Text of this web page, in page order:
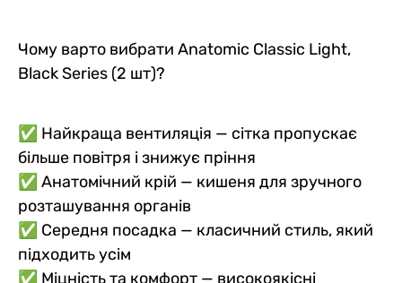
Чому варто вибрати Anatomic Classic Light,
Black Series (2 шт)?
✅ Найкраща вентиляція — сітка пропускає
більше повітря і знижує пріння
✅ Анатомічний крій — кишеня для зручного
розташування органів
✅ Середня посадка — класичний стиль, який
підходить усім
✅ Міцність та комфорт — високоякісні